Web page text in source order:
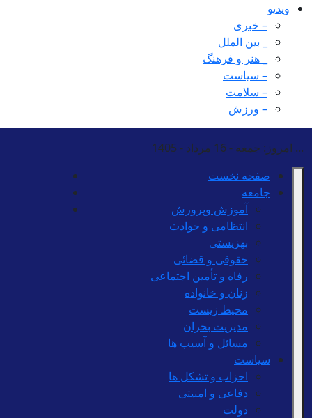
ویدیو
– خبری
_ بین الملل
_ هنر و فرهنگ
– سیاست
– سلامت
– ورزش
... امروز: جمعه - 16 مرداد - 1405
صفحه نخست
جامعه
آموزش وپرورش
انتظامی و حوادث
بهزیستی
حقوقی و قضائی
رفاه و تأمین اجتماعی
زنان و خانواده
محیط زیست
مدیریت بحران
مسائل و آسیب ها
سیاست
احزاب و تشکل ها
دفاعی و امنیتی
دولت